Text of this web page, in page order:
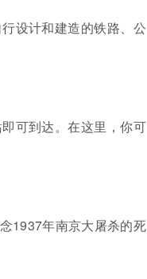
设计和建造的铁路、公
可到达。在这里，你可
1937年南京大屠杀的死